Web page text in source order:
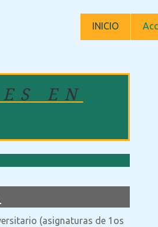
INICIO
EN
(asignaturas de 1os